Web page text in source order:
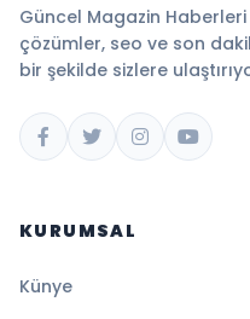
Güncel Magazin
çözümler, seo ve son
bir şekilde sizlere
KURUMSAL
Künye